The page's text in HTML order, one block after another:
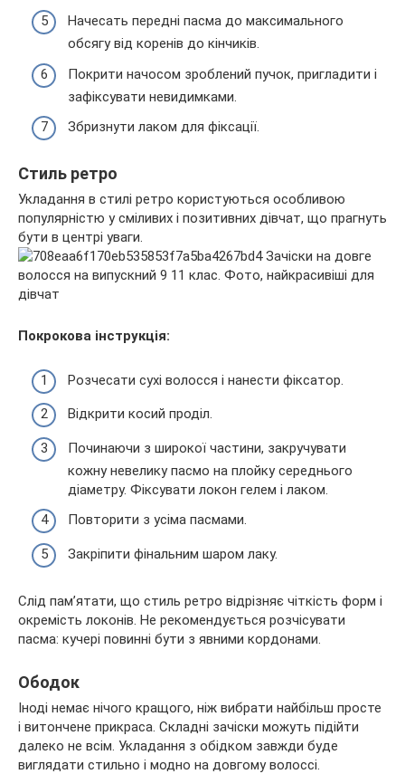
Начесать передні пасма до максимального
обсягу від коренів до кінчиків.
Покрити начосом зроблений пучок, пригладити і
зафіксувати невидимками.
Збризнути лаком для фіксації.
Стиль ретро
Укладання в стилі ретро користуються особливою
популярністю у сміливих і позитивних дівчат, що прагнуть
бути в центрі уваги.
Покрокова інструкція:
Розчесати сухі волосся і нанести фіксатор.
Відкрити косий проділ.
Починаючи з широкої частини, закручувати
кожну невелику пасмо на плойку середнього
діаметру. Фіксувати локон гелем і лаком.
Повторити з усіма пасмами.
Закріпити фінальним шаром лаку.
Слід пам’ятати, що стиль ретро відрізняє чіткість форм і
окремість локонів. Не рекомендується розчісувати
пасма: кучері повинні бути з явними кордонами.
Ободок
Іноді немає нічого кращого, ніж вибрати найбільш просте
і витончене прикраса. Складні зачіски можуть підійти
далеко не всім. Укладання з обідком завжди буде
виглядати стильно і модно на довгому волоссі.